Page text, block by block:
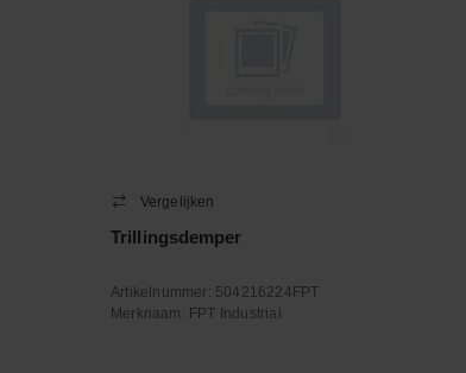
Vergelijken
Trillingsdemper
Artikelnummer: 504216224FPT
Merknaam: FPT Industrial